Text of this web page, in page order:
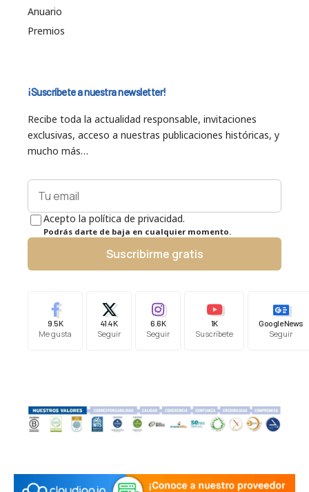
Anuario
Premios
¡Suscríbete a nuestra newsletter!
Recibe toda la actualidad responsable, invitaciones
exclusivas, acceso a nuestras publicaciones históricas, y
mucho más…
Acepto la política de privacidad.
Podrás darte de baja en cualquier momento.
Suscribirme gratis
9.5K
Me gusta
41.4K
Seguir
6.6K
Seguir
1K
Suscríbete
Google News
Seguir